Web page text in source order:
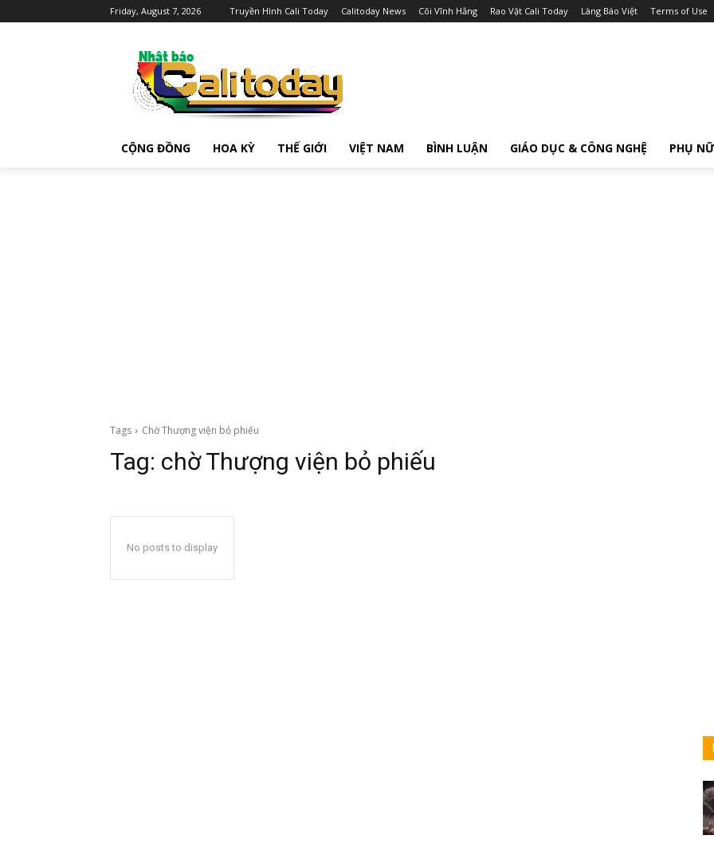
Friday, August 7, 2026 Truyền Hình Cali Today Calitoday News Cõi Vĩnh Hằng Rao Vặt Cali Today Làng Báo Việt Terms of Use
CỘNG ĐỒNG HOA KỲ THẾ GIỚI VIỆT NAM BÌNH LUẬN GIÁO DỤC & CÔNG NGHỆ PHỤ NỮ
Tags Chờ Thượng viện bỏ phiếu
Tag: chờ Thượng viện bỏ phiếu
No posts to display